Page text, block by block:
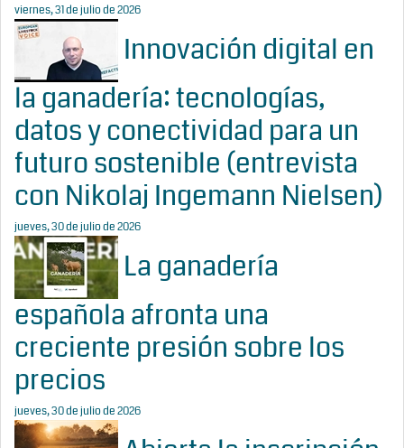
viernes, 31 de julio de 2026
Innovación digital en
la ganadería: tecnologías,
datos y conectividad para un
futuro sostenible (entrevista
con Nikolaj Ingemann Nielsen)
jueves, 30 de julio de 2026
La ganadería
española afronta una
creciente presión sobre los
precios
jueves, 30 de julio de 2026